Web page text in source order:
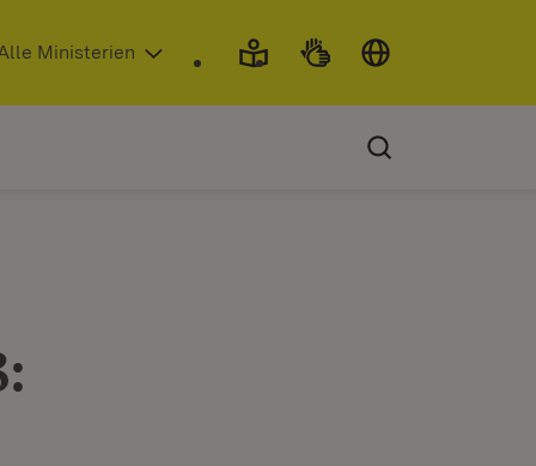
neuem Fenster)
Ministerien